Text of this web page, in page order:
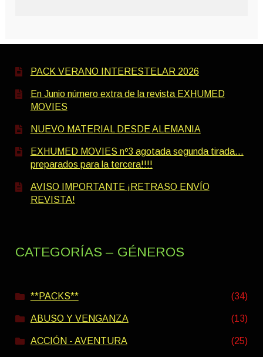
PACK VERANO INTERESTELAR 2026
En Junio número extra de la revista EXHUMED
MOVIES
NUEVO MATERIAL DESDE ALEMANIA
EXHUMED MOVIES nº3 agotada segunda tirada…
preparados para la tercera!!!!
AVISO IMPORTANTE ¡RETRASO ENVÍO
REVISTA!
CATEGORÍAS – GÉNEROS
**PACKS** (34)
ABUSO Y VENGANZA (13)
ACCIÓN - AVENTURA (25)